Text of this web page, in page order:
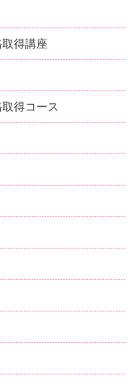
得講座
得コース